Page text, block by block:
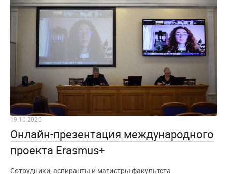
19.10.2020
Онлайн-презентация международного
проекта Erasmus+
Сотрудники, аспиранты и магистры факультета